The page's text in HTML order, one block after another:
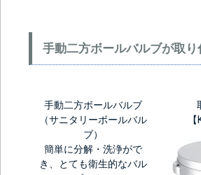
手動二方ボールバルブが取
手動二方ボールバルブ
（サニタリーボールバル
ブ）
簡単に分解・洗浄がで
き、とても衛生的なバル